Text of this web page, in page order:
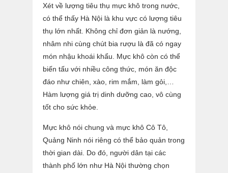
Xét về lượng tiêu thụ mực khô trong nước,
có thể thấy Hà Nội là khu vực có lượng tiêu
thụ lớn nhất. Không chỉ đơn giản là nướng,
nhâm nhi cùng chút bia rượu là đã có ngay
món nhậu khoái khẩu. Mực khô còn có thể
biến tấu với nhiều công thức, món ăn độc
đáo như chiên, xào, rim mắm, làm gỏi,…
Hàm lượng giá trị dinh dưỡng cao, vô cùng
tốt cho sức khỏe.
Mực khô nói chung và mực khô Cô Tô,
Quảng Ninh nói riêng có thể bảo quản trong
thời gian dài. Do đó, người dân tại các
thành phố lớn như Hà Nội thường chọn